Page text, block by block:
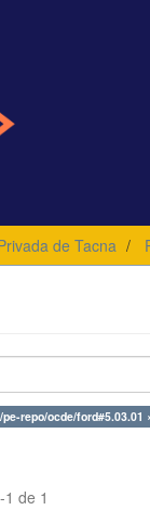
de Tacna
repo/ocde/ford#5.03.01
de 1